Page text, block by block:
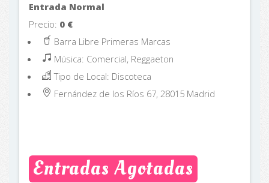
Entrada Normal
Precio: 0 €
Barra Libre Primeras Marcas
Música: Comercial, Reggaeton
Tipo de Local: Discoteca
Fernández de los Ríos 67, 28015 Madrid
Entradas Agotadas